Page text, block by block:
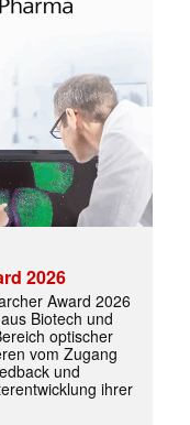
2026
Award 2026
Biotech und
optischer
vom Zugang
und
ihrer